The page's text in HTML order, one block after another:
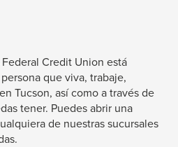
Credit Union está
que viva, trabaje,
Tucson, así como a través de
tener. Puedes abrir una
de nuestras sucursales